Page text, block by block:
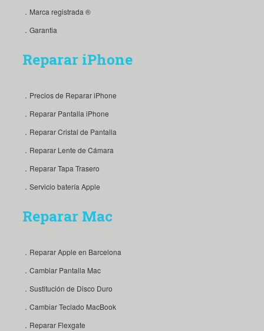
．Marca registrada ®
．Garantia
Reparar iPhone
．Precios de Reparar iPhone
．Reparar Pantalla iPhone
．Reparar Cristal de Pantalla
．Reparar Lente de Cámara
．Reparar Tapa Trasero
．Servicio batería Apple
Reparar Mac
．Reparar Apple en Barcelona
．Cambiar Pantalla Mac
．Sustitución de Disco Duro
．Cambiar Teclado MacBook
．Reparar Flexgate